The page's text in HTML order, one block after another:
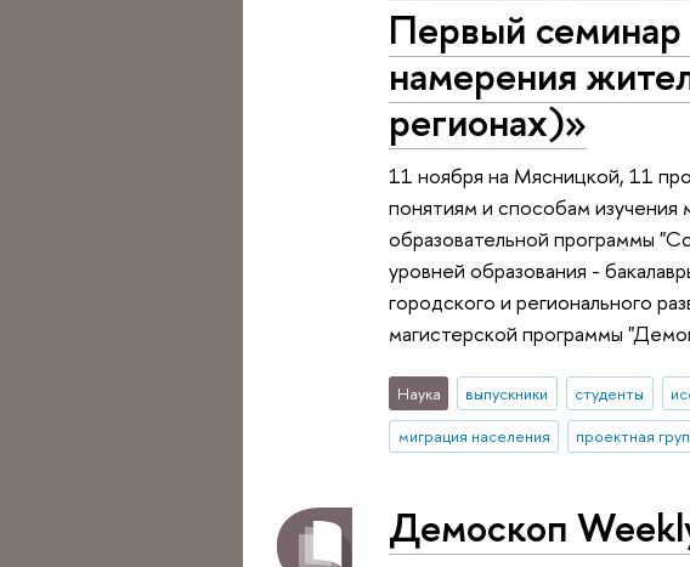
Первый
намерения
регионах)»
11 ноября на Мясницкой, 11
понятиям и способам изучения
образовательной программы
уровней образования -
городского и регионального
магистерской программы
Наука выпускники студенты
миграция населения
проектная
Демоскоп